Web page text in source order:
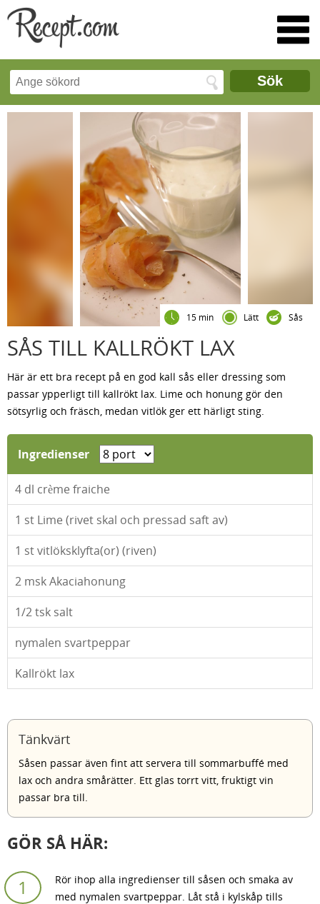
Sök
15 min Lätt Sås
SÅS TILL KALLRÖKT LAX
Här är ett bra recept på en god kall sås eller dressing som
passar ypperligt till kallrökt lax. Lime och honung gör den
sötsyrlig och fräsch, medan vitlök ger ett härligt sting.
Ingredienser
4 dl crème fraiche
1 st Lime (rivet skal och pressad saft av)
1 st vitlöksklyfta(or) (riven)
2 msk Akaciahonung
1/2tsk salt
nymalen svartpeppar
Kallrökt lax
Tänkvärt
Såsen passar även fint att servera till sommarbuffé med
lax och andra smårätter. Ett glas torrt vitt, fruktigt vin
passar bra till.
GÖR SÅ HÄR:
Rör ihop alla ingredienser till såsen och smaka av
med nymalen svartpeppar. Låt stå i kylskåp tills